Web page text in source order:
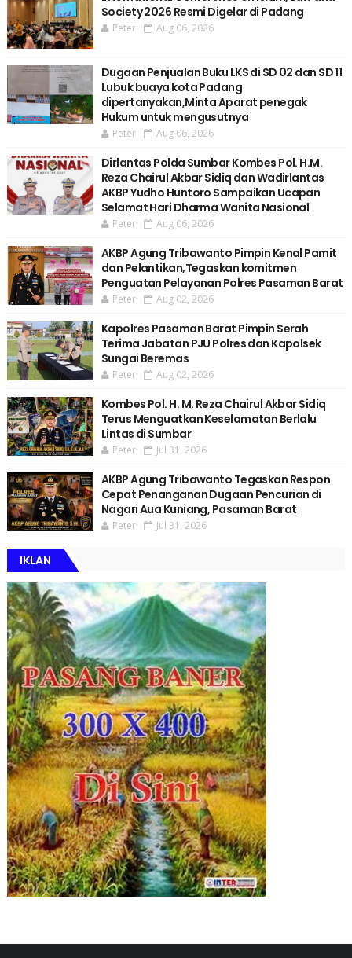
Society 2026 Resmi Digelar di Padang
Peter Aug 06, 2026
Dugaan Penjualan Buku LKS di SD 02 dan SD 11
Lubuk buaya kota Padang
dipertanyakan,Minta Aparat penegak
Hukum untuk mengusutnya
Peter Aug 06, 2026
Dirlantas Polda Sumbar Kombes Pol. H.M.
Reza Chairul Akbar Sidiq dan Wadirlantas
AKBP Yudho Huntoro Sampaikan Ucapan
Selamat Hari Dharma Wanita Nasional
Peter Aug 06, 2026
AKBP Agung Tribawanto Pimpin Kenal Pamit
dan Pelantikan,Tegaskan komitmen
Penguatan Pelayanan Polres Pasaman Barat
Peter Aug 02, 2026
Kapolres Pasaman Barat Pimpin Serah
Terima Jabatan PJU Polres dan Kapolsek
Sungai Beremas
Peter Aug 02, 2026
Kombes Pol. H. M. Reza Chairul Akbar Sidiq
Terus Menguatkan Keselamatan Berlalu
Lintas di Sumbar
Peter Jul 31, 2026
AKBP Agung Tribawanto Tegaskan Respon
Cepat Penanganan Dugaan Pencurian di
Nagari Aua Kuniang, Pasaman Barat
Peter Jul 31, 2026
IKLAN